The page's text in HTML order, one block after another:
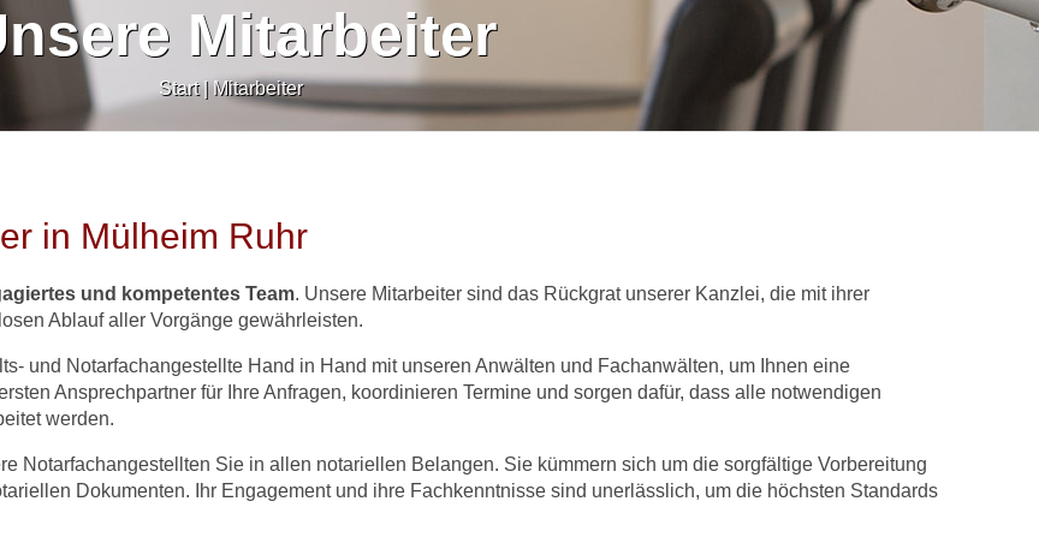
Mitarbeiter
Start|Mitarbeiter
in Mülheim Ruhr
und kompetentes Team. Unsere Mitarbeiter sind das Rückgrat unserer Kanzlei, die mit ihrer
Ablauf aller Vorgänge gewährleisten.
und Notarfachangestellte Hand in Hand mit unseren Anwälten und Fachanwälten, um Ihnen eine
Ansprechpartner für Ihre Anfragen, koordinieren Termine und sorgen dafür, dass alle notwendigen
werden.
Notarfachangestellten Sie in allen notariellen Belangen. Sie kümmern sich um die sorgfältige Vorbereitung
Dokumenten. Ihr Engagement und ihre Fachkenntnisse sind unerlässlich, um die höchsten Standards